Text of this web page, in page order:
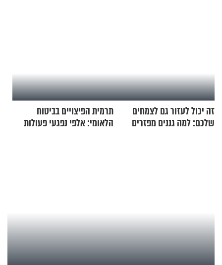
זה יכול לעזור גם לצמחים
שלכם: למה גננים מפזרים
תרמית הפיצויים בביטוח
הלאומי: אלפי נפגעי פעולות